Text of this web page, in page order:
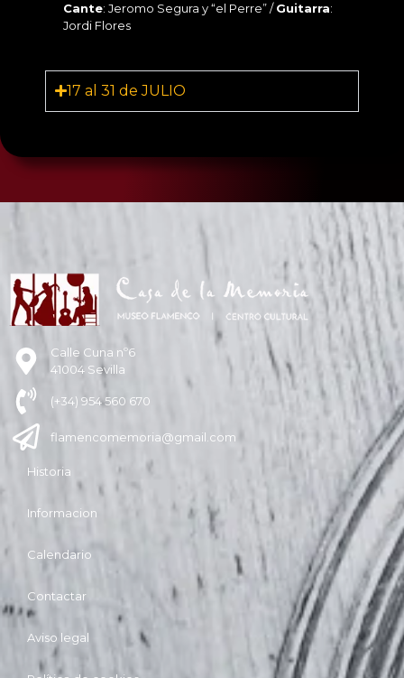
Cante: Jeromo Segura y “el Perre” /Guitarra:
Jordi Flores
17 al 31 de JULIO
Calle Cuna nº6
41004 Sevilla
(+34) 954 560 670
flamencomemoria@gmail.com
Historia
Informacion
Calendario
Contactar
Aviso legal